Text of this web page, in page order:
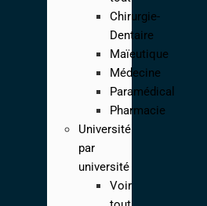
Chirurgie-
Dentaire
Maïeutique
Médecine
Paramédical
Pharmacie
Université
par
université
Voir